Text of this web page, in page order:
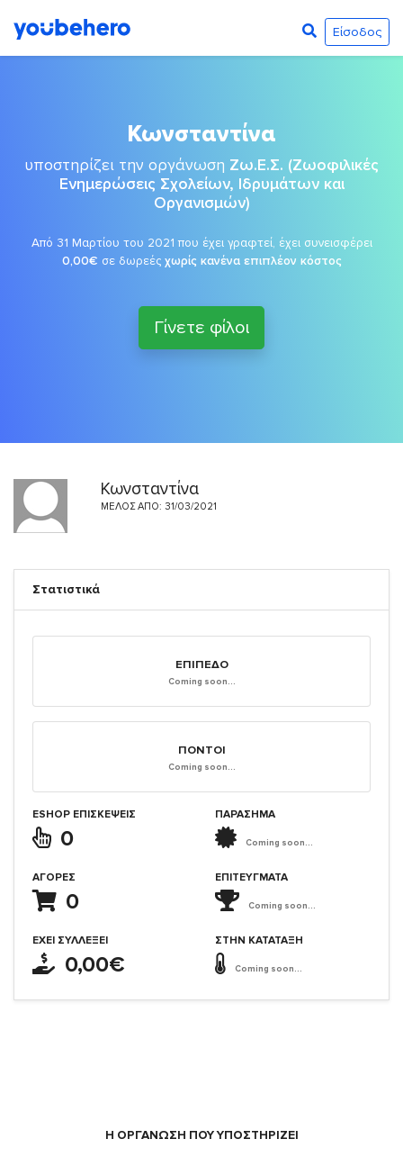
Είσοδος
Κωνσταντίνα
υποστηρίζει την οργάνωση Ζω.Ε.Σ. (Ζωοφιλικές
Ενημερώσεις Σχολείων, Ιδρυμάτων και
Οργανισμών)
Από 31 Μαρτίου του 2021 που έχει γραφτεί, έχει συνεισφέρει
0,00€ σε δωρεές χωρίς κανένα επιπλέον κόστος
Γίνετε φίλοι
Κωνσταντίνα
ΜΈΛΟΣ ΑΠΌ: 31/03/2021
Στατιστικά
ΕΠΊΠΕΔΟ
Coming soon...
ΠΌΝΤΟΙ
Coming soon...
ESHOP ΕΠΙΣΚΈΨΕΙΣ
0
ΑΓΟΡΈΣ
0
ΈΧΕΙ ΣΥΛΛΈΞΕΙ
0,00€
ΠΑΡΑΣΗΜΑ
Coming soon...
ΕΠΙΤΕΎΓΜΑΤΑ
Coming soon...
ΣΤΗΝ ΚΑΤΆΤΑΞΗ
Coming soon...
Η ΟΡΓΆΝΩΣΗ ΠΟΥ ΥΠΟΣΤΗΡΙΖΕΙ